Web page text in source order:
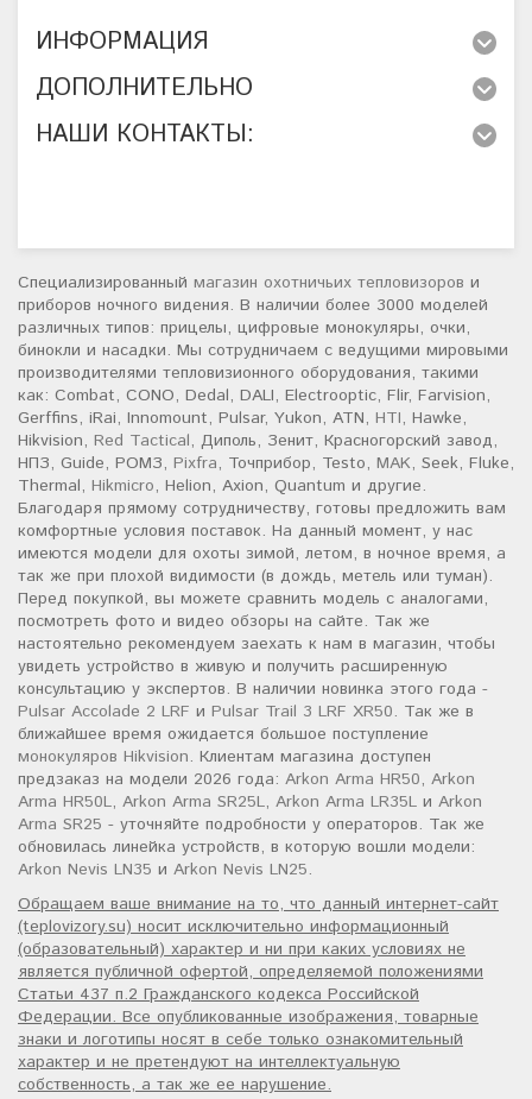
ИНФОРМАЦИЯ
ДОПОЛНИТЕЛЬНО
НАШИ КОНТАКТЫ:
Специализированный магазин охотничьих тепловизоров и
приборов ночного видения. В наличии более 3000 моделей
различных типов: прицелы, цифровые монокуляры, очки,
бинокли и насадки. Мы сотрудничаем с ведущими мировыми
производителями тепловизионного оборудования, такими
как: Combat, CONO, Dedal, DALI, Electrooptic, Flir, Farvision,
Gerffins, iRai, Innomount, Pulsar, Yukon, ATN, HTI, Hawke,
Hikvision, Red Tactical, Диполь, Зенит, Красногорский завод,
НПЗ, Guide, РОМЗ, Pixfra, Точприбор, Testo, MAK, Seek, Fluke,
Thermal, Hikmicro, Helion, Axion, Quantum и другие.
Благодаря прямому сотрудничеству, готовы предложить вам
комфортные условия поставок. На данный момент, у нас
имеются модели для охоты зимой, летом, в ночное время, а
так же при плохой видимости (в дождь, метель или туман).
Перед покупкой, вы можете сравнить модель с аналогами,
посмотреть фото и видео обзоры на сайте. Так же
настоятельно рекомендуем заехать к нам в магазин, чтобы
увидеть устройство в живую и получить расширенную
консультацию у экспертов. В наличии новинка этого года -
Pulsar Accolade 2 LRF и Pulsar Trail 3 LRF XR50. Так же в
ближайшее время ожидается большое поступление
монокуляров Hikvision. Клиентам магазина доступен
предзаказ на модели 2026 года: Arkon Arma HR50, Arkon
Arma HR50L, Arkon Arma SR25L, Arkon Arma LR35L и Arkon
Arma SR25 - уточняйте подробности у операторов. Так же
обновилась линейка устройств, в которую вошли модели:
Arkon Nevis LN35 и Arkon Nevis LN25.
Обращаем ваше внимание на то, что данный интернет-сайт
(teplovizory.su) носит исключительно информационный
(образовательный) характер и ни при каких условиях не
является публичной офертой, определяемой положениями
Статьи 437 п.2 Гражданского кодекса Российской
Федерации. Все опубликованные изображения, товарные
знаки и логотипы носят в себе только ознакомительный
характер и не претендуют на интеллектуальную
собственность, а так же ее нарушение.